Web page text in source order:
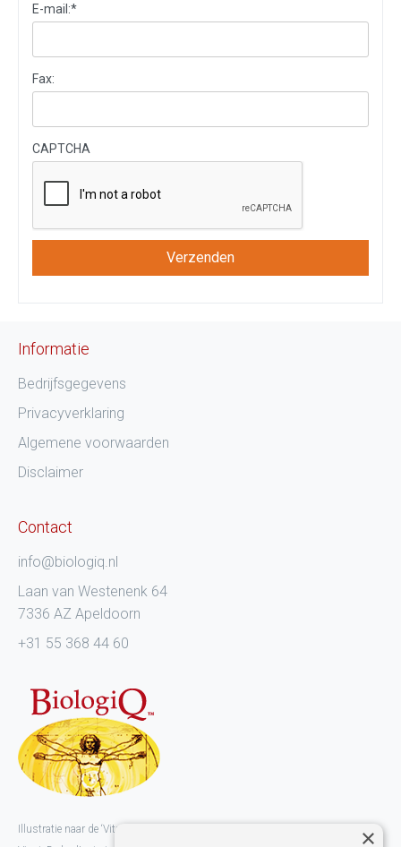
E-mail:*
Fax:
CAPTCHA
Informatie
Bedrijfsgegevens
Privacyverklaring
Algemene voorwaarden
Disclaimer
Contact
info@biologiq.nl
Laan van Westenenk 64
7336 AZ Apeldoorn
+31 55 368 44 60
Illustratie naar de ‘Vitruviusman’ van kunstenaar en vernieuwer Leonardo da×